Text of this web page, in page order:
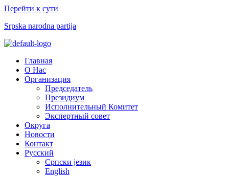
Перейти к сути
Srpska narodna partija
МенюГлавная
О Нас
Организация
Председатель
Президиум
Исполнительный Комитет
Экспертный совет​
Округа
Новости
Контакт
Русский
Српски језик
English